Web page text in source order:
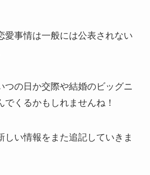
愛事情は一般には公表されない
つの日か交際や結婚のビッグニ
でくるかもしれませんね！
しい情報をまた追記していきま